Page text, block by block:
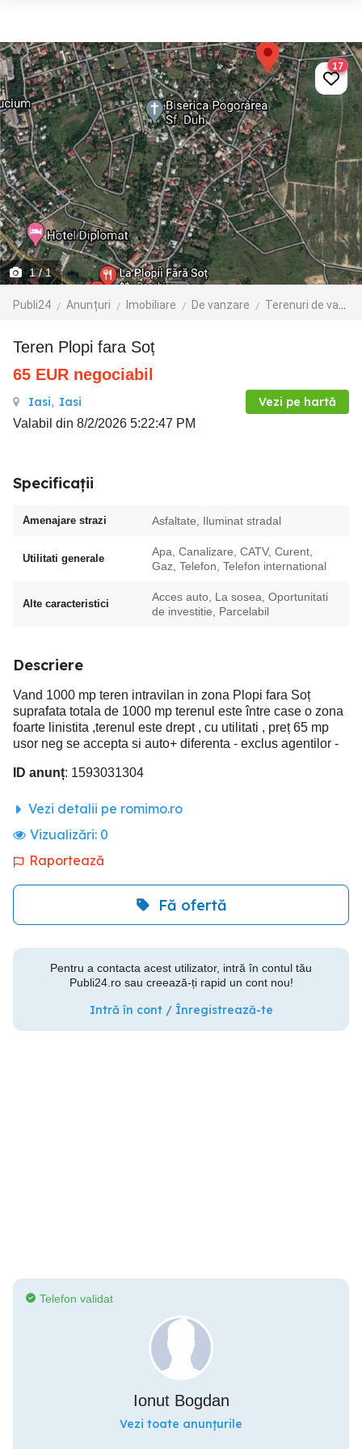
1/ 1
Publi24 Anunțuri Imobiliare De vanzare Terenuri de vanzare
17
Teren Plopi fara Soț
65 EUR negociabil
Iasi, Iasi Vezi pe hartă
Valabil din 8/2/2026 5:22:47 PM
Specificații
Amenajare strazi Asfaltate, Iluminat stradal
Utilitati generale
Apa, Canalizare, CATV, Curent,
Gaz, Telefon, Telefon international
Alte caracteristici
Acces auto, La sosea, Oportunitati
de investitie, Parcelabil
Descriere
Vand 1000 mp teren intravilan in zona Plopi fara Soț
suprafata totala de 1000 mp terenul este între case o zona
foarte linistita ,terenul este drept , cu utilitati , preț 65 mp
usor neg se accepta si auto+ diferenta - exclus agentilor -
ID anunț: 1593031304
Vezi detalii pe romimo.ro
Vizualizări: 0
Raportează
Fă ofertă
Pentru a contacta acest utilizator, intră în contul tău
Publi24.ro sau creează-ți rapid un cont nou!
Intră în cont / Înregistrează-te
Telefon validat
Ionut Bogdan
Vezi toate anunțurile